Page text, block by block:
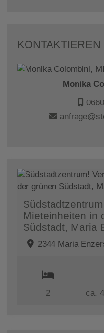
Monika
Mieteinheiten in
Südstadt, Maria
2344 Maria
2 ca.